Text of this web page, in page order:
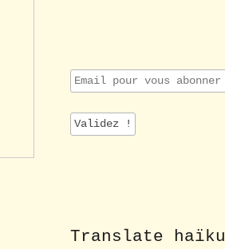
E
m
i
l
o
u
Translate haïku